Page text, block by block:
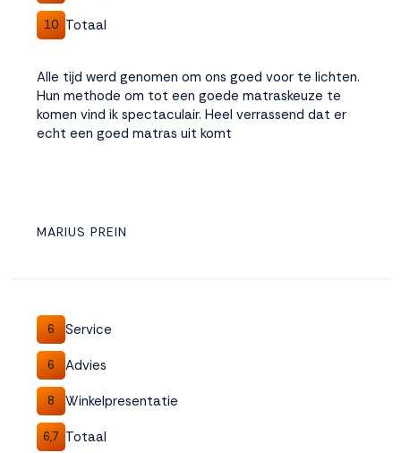
10 Totaal
Alle tijd werd genomen om ons goed voor te lichten.
Hun methode om tot een goede matraskeuze te
komen vind ik spectaculair. Heel verrassend dat er
echt een goed matras uit komt
MARIUS PREIN
6 Service
6 Advies
8 Winkelpresentatie
6,7 Totaal